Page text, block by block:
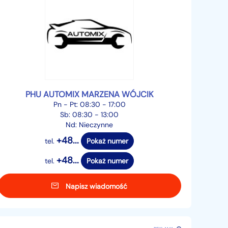
PHU AUTOMIX MARZENA WÓJCIK
Pn - Pt: 08:30 - 17:00
Sb: 08:30 - 13:00
Nd: Nieczynne
tel. +48... Pokaż numer
tel. +48... Pokaż numer
Napisz wiadomość